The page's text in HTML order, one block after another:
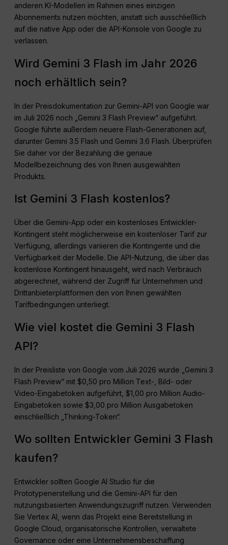
anderen KI-Modellen im Rahmen eines einzigen
Abonnements nutzen möchten, anstatt sich ausschließlich
auf die native App oder die API-Konsole von Google zu
verlassen.
Wird Gemini 3 Flash im Jahr 2026
noch erhältlich sein?
In der Preisdokumentation zur Gemini-API von Google war
im Juli 2026 noch „Gemini 3 Flash Preview“ aufgeführt.
Google führte außerdem neuere Flash-Generationen auf,
darunter Gemini 3.5 Flash und Gemini 3.6 Flash. Überprüfen
Sie daher vor der Bezahlung die genaue
Modellbezeichnung des von Ihnen ausgewählten
Produkts.
Ist Gemini 3 Flash kostenlos?
Über die Gemini-App oder ein kostenloses Entwickler-
Kontingent steht möglicherweise ein kostenloser Tarif zur
Verfügung, allerdings variieren die Kontingente und die
Verfügbarkeit der Modelle. Die API-Nutzung, die über das
kostenlose Kontingent hinausgeht, wird nach Verbrauch
abgerechnet, während der Zugriff für Unternehmen und
Drittanbieterplattformen den von Ihnen gewählten
Tarifbedingungen unterliegt.
Wie viel kostet die Gemini 3 Flash
API?
In der Preisliste von Google vom Juli 2026 wurde „Gemini 3
Flash Preview“ mit $0,50 pro Million Text-, Bild- oder
Video-Eingabetoken aufgeführt, $1,00 pro Million Audio-
Eingabetoken sowie $3,00 pro Million Ausgabetoken
einschließlich „Thinking-Token“.
Wo sollten Entwickler Gemini 3 Flash
kaufen?
Entwickler sollten Google AI Studio für die
Prototypenerstellung und die Gemini-API für den
nutzungsbasierten Anwendungszugriff nutzen. Verwenden
Sie Vertex AI, wenn das Projekt eine Bereitstellung in
Google Cloud, organisatorische Kontrollen, verwaltete
Governance oder eine Unternehmensbeschaffung